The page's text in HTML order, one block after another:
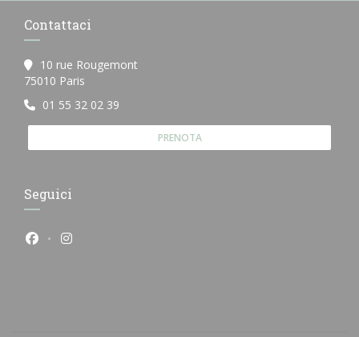
Contattaci
10 rue Rougemont
75010 Paris
01 55 32 02 39
PRENOTA
Seguici
Facebook ((apre una nuova finestra))
Instagram ((apre una nuova finestra))